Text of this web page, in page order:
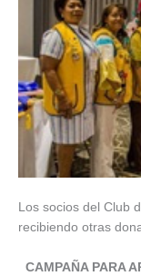
Los socios del Club
recibiendo otras
CAMPAÑA PARA